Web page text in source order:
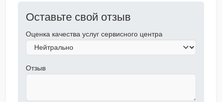
Оставьте свой отзыв
Оценка качества услуг сервисного центра
Отзыв